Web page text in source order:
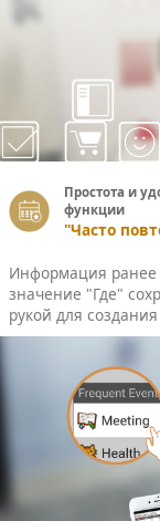
Простота и
функции
"Часто
Информация ранее
значение "Где"
рукой для